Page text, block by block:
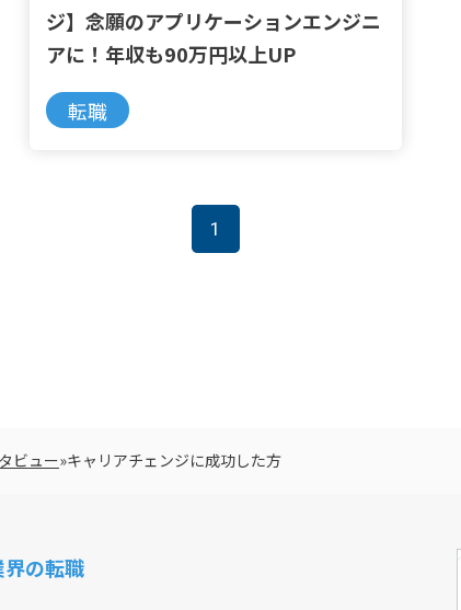
ジ】念願のアプリケーションエンジニ
アに！年収も90万円以上UP
転職
1
ビュー»キャリアチェンジに成功した方
の転職